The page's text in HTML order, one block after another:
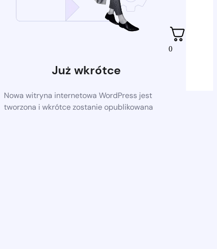
Już wkrótce
Nowa witryna internetowa WordPress jest
tworzona i wkrótce zostanie opublikowana
0